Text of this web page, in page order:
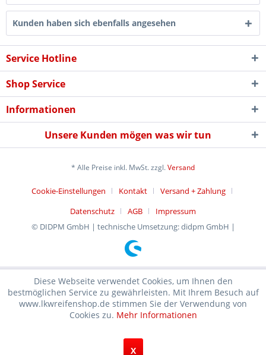
Kunden haben sich ebenfalls angesehen
Service Hotline
Shop Service
Informationen
Unsere Kunden mögen was wir tun
* Alle Preise inkl. MwSt. zzgl.Versand
Cookie-Einstellungen Kontakt
Versand + Zahlung
Datenschutz
AGB
Impressum
© DIDPM GmbH | technische Umsetzung: didpm GmbH |
Diese Webseite verwendet Cookies, um Ihnen den
bestmöglichen Service zu gewährleisten. Mit Ihrem Besuch auf
www.lkwreifenshop.de stimmen Sie der Verwendung von
Cookies zu. Mehr Informationen
X